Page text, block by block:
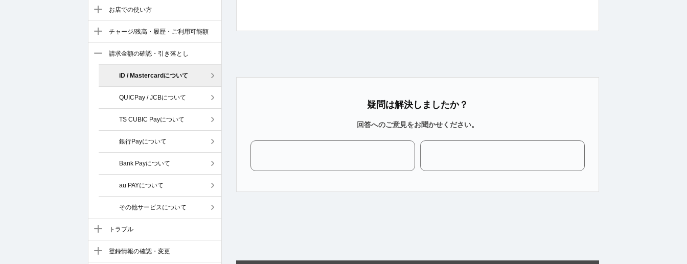
お店での使い方
チャージ/残高・履歴・ご利用可能額
請求金額の確認・引き落とし
iD / Mastercardについて
QUICPay / JCBについて
TS CUBIC Payについて
銀行Payについて
Bank Payについて
au PAYについて
その他サービスについて
トラブル
登録情報の確認・変更
疑問は解決しましたか？
回答へのご意見をお聞かせください。